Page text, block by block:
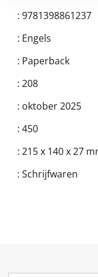
: 9781398861237
: Engels
: Paperback
: 208
: oktober 2025
: 450
: 215 x 140 x 27
: Schrijfwaren